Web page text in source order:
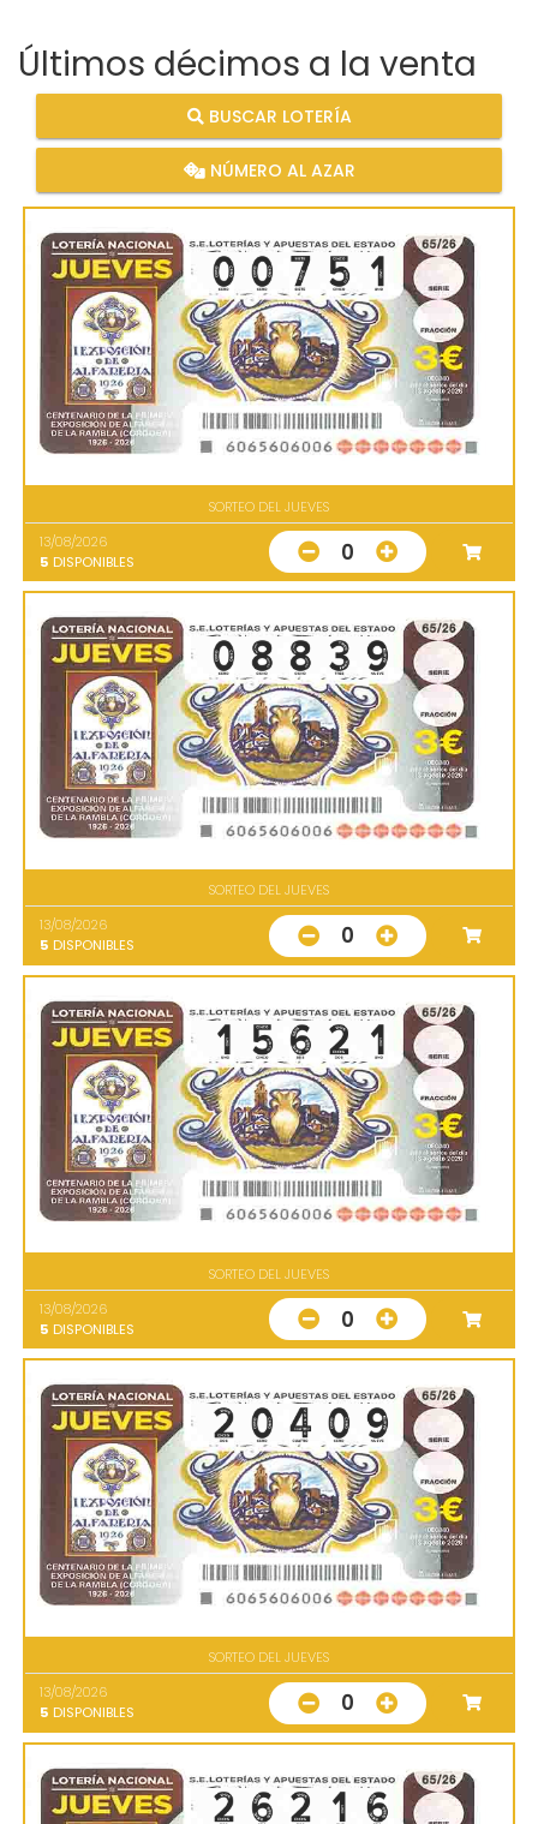
Últimos décimos a la venta
BUSCAR LOTERÍA
NÚMERO AL AZAR
SORTEO DEL JUEVES
13/08/2026
5 DISPONIBLES 0
SORTEO DEL JUEVES
13/08/2026
5 DISPONIBLES 0
SORTEO DEL JUEVES
13/08/2026
5 DISPONIBLES 0
SORTEO DEL JUEVES
13/08/2026
5 DISPONIBLES 0